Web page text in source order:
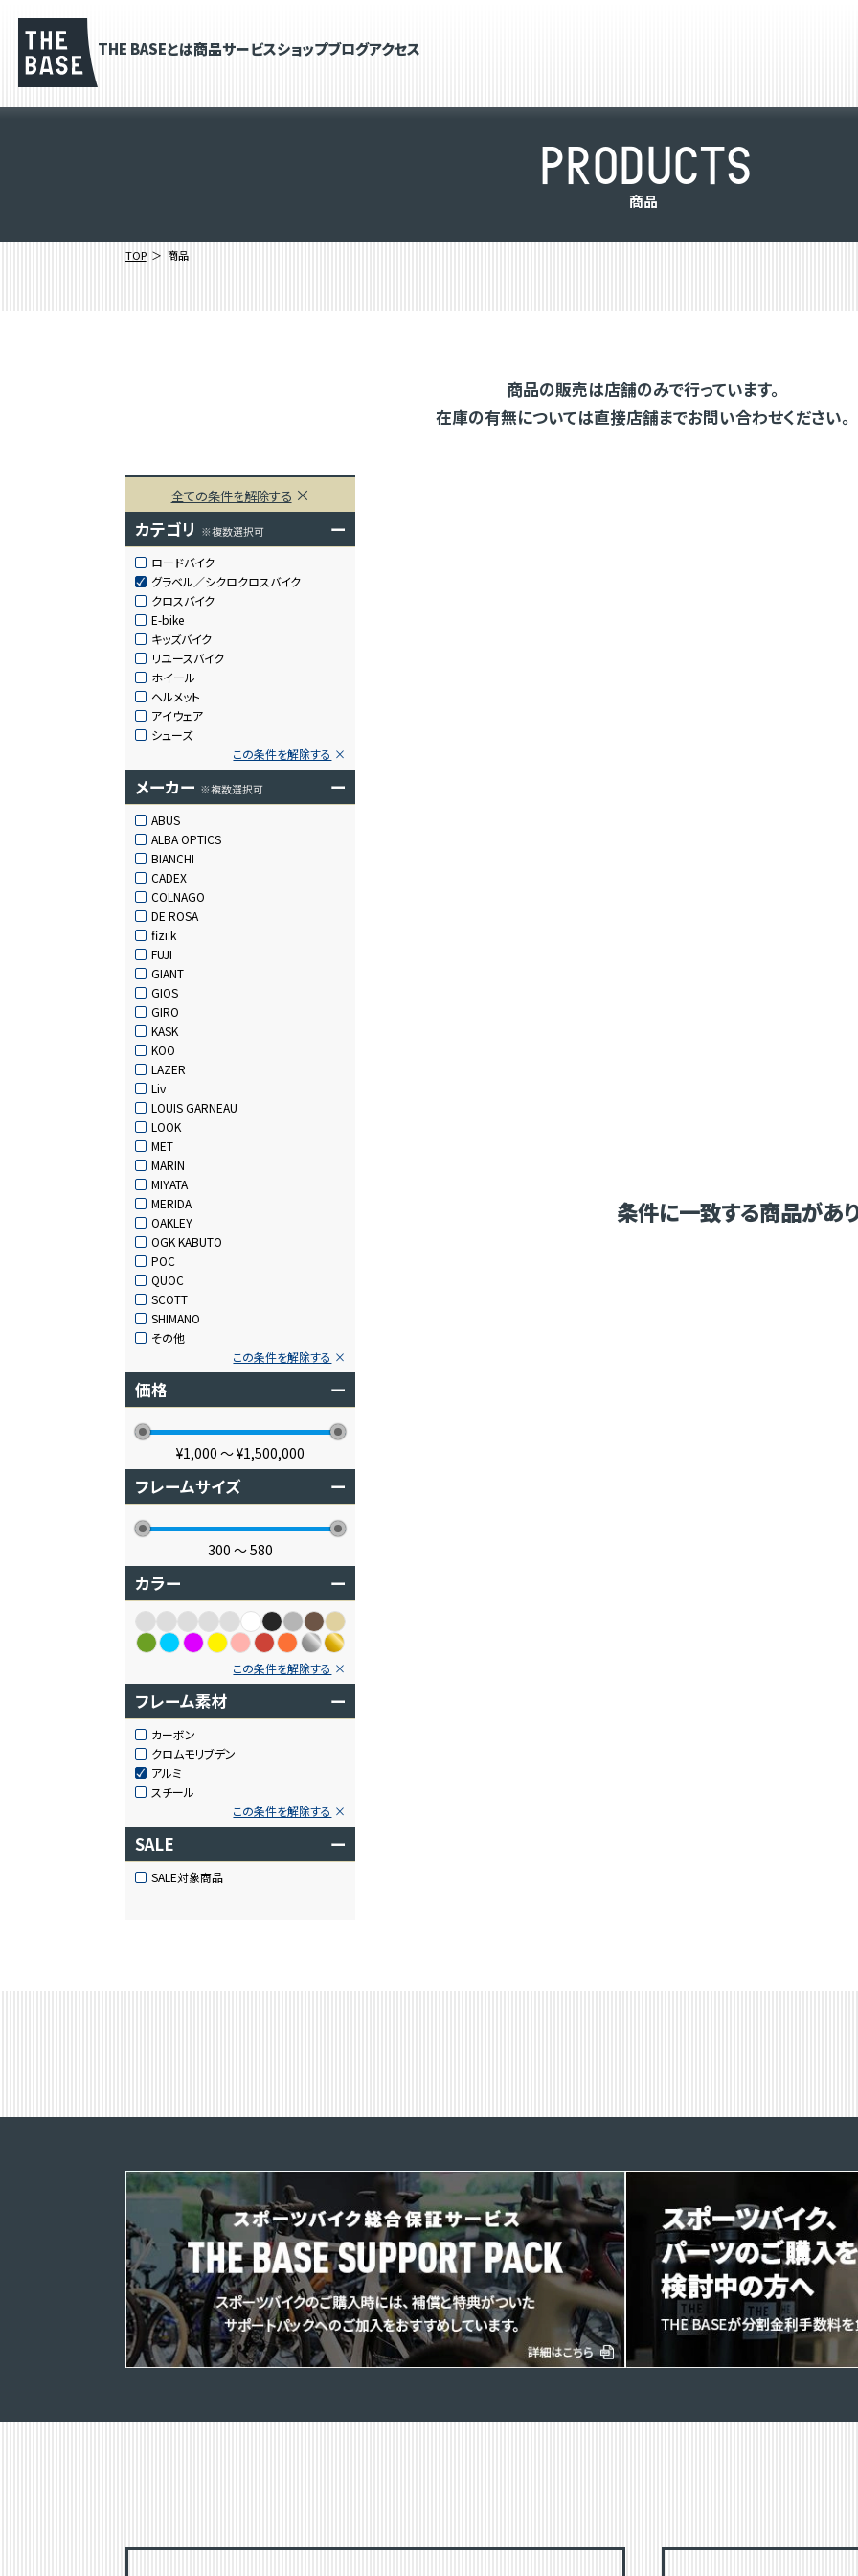
THE BASEとは商品サービスショップブログアクセス
PRODUCTS
商品
TOP 商品
商品の販売は店舗のみで行っています。
在庫の有無については直接店舗までお問い合わせください。
全ての条件を解除する
カテゴリ ※複数選択可 ー
ロードバイク
グラベル／シクロクロスバイク
クロスバイク
E-bike
キッズバイク
リユースバイク
ホイール
ヘルメット
アイウェア
シューズ
この条件を解除する
メーカー ※複数選択可 ー
ABUS
ALBA OPTICS
BIANCHI
CADEX
COLNAGO
DE ROSA
fizi:k
FUJI
GIANT
GIOS
GIRO
KASK
KOO
LAZER
Liv
LOUIS GARNEAU
LOOK
MET
MARIN
MIYATA
MERIDA
OAKLEY
OGK KABUTO
POC
QUOC
SCOTT
SHIMANO
その他
この条件を解除する
価格 ー
¥1,000 〜¥1,500,000
フレームサイズ ー
300 〜580
カラー ー
この条件を解除する
フレーム素材 ー
カーボン
クロムモリブデン
アルミ
スチール
この条件を解除する
SALE ー
SALE対象商品
条件に一致する商品があ